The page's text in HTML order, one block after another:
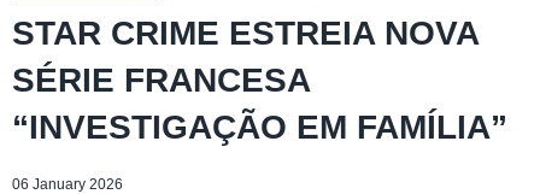
STAR CRIME ESTREIA NOVA
SÉRIE FRANCESA
“INVESTIGAÇÃO EM FAMÍLIA”
06 January 2026